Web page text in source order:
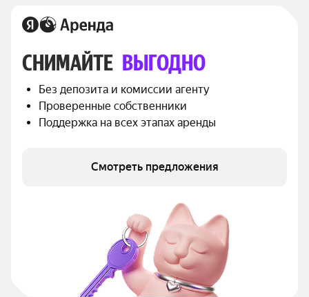
СНИМАЙТЕ ВЫГОДНО
Без депозита и комиссии агенту
Проверенные собственники
Поддержка на всех этапах аренды
Смотреть предложения